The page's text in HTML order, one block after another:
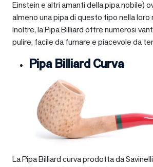
Einstein e altri amanti della pipa nobile)
almeno una pipa di questo tipo nella
Inoltre, la Pipa Billiard offre numerosi
pulire, facile da fumare e piacevole da
Pipa Billiard Curva
La Pipa Billiard curva prodotta da